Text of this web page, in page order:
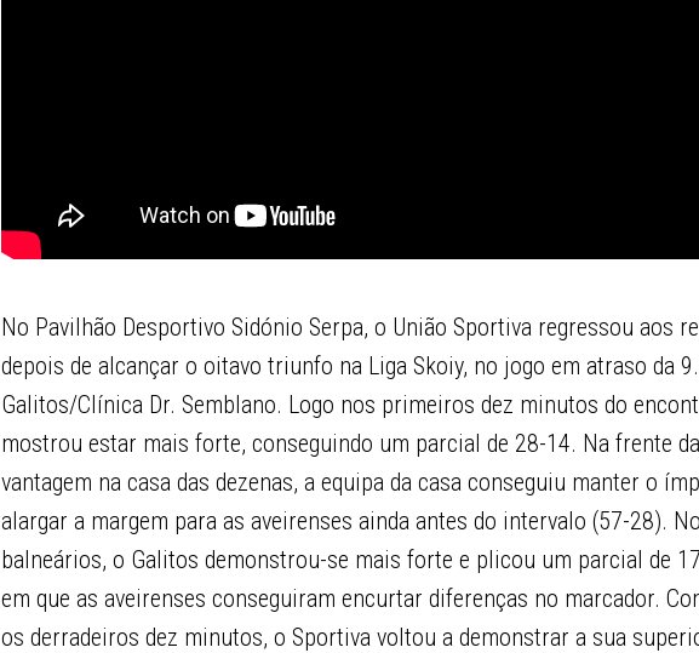
No Pavilhão Desportivo Sidónio Serpa, o União Sportiva regressou aos
depois de alcançar o oitavo triunfo na Liga Skoiy, no jogo em atraso da
Galitos/Clínica Dr. Semblano. Logo nos primeiros dez minutos do
mostrou estar mais forte, conseguindo um parcial de 28-14. Na frente
vantagem na casa das dezenas, a equipa da casa conseguiu manter o
alargar a margem para as aveirenses ainda antes do intervalo (57-28).
balneários, o Galitos demonstrou-se mais forte e plicou um parcial de
em que as aveirenses conseguiram encurtar diferenças no marcador.
os derradeiros dez minutos, o Sportiva voltou a demonstrar a sua